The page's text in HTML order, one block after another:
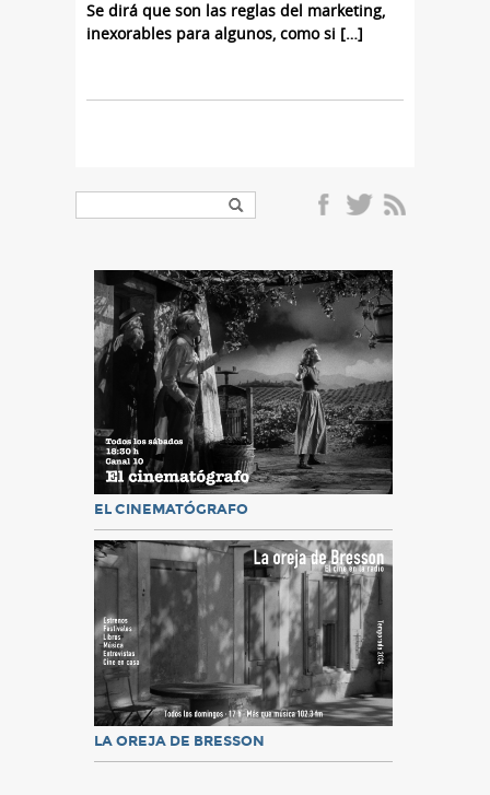
Se dirá que son las reglas del marketing,
inexorables para algunos, como si […]
EL CINEMATÓGRAFO
LA OREJA DE BRESSON